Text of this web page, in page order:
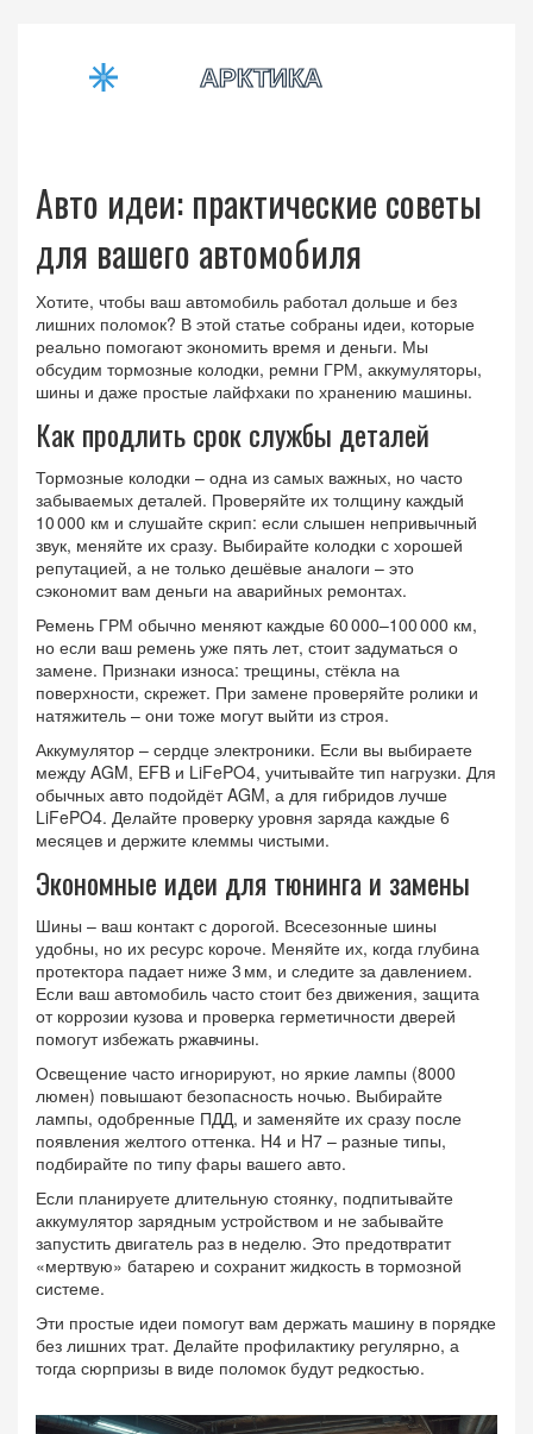
Авто идеи: практические советы
для вашего автомобиля
Хотите, чтобы ваш автомобиль работал дольше и без
лишних поломок? В этой статье собраны идеи, которые
реально помогают экономить время и деньги. Мы
обсудим тормозные колодки, ремни ГРМ, аккумуляторы,
шины и даже простые лайфхаки по хранению машины.
Как продлить срок службы деталей
Тормозные колодки – одна из самых важных, но часто
забываемых деталей. Проверяйте их толщину каждый
10 000 км и слушайте скрип: если слышен непривычный
звук, меняйте их сразу. Выбирайте колодки с хорошей
репутацией, а не только дешёвые аналоги – это
сэкономит вам деньги на аварийных ремонтах.
Ремень ГРМ обычно меняют каждые 60 000–100 000 км,
но если ваш ремень уже пять лет, стоит задуматься о
замене. Признаки износа: трещины, стёкла на
поверхности, скрежет. При замене проверяйте ролики и
натяжитель – они тоже могут выйти из строя.
Аккумулятор – сердце электроники. Если вы выбираете
между AGM, EFB и LiFePO4, учитывайте тип нагрузки. Для
обычных авто подойдёт AGM, а для гибридов лучше
LiFePO4. Делайте проверку уровня заряда каждые 6
месяцев и держите клеммы чистыми.
Экономные идеи для тюнинга и замены
Шины – ваш контакт с дорогой. Всесезонные шины
удобны, но их ресурс короче. Меняйте их, когда глубина
протектора падает ниже 3 мм, и следите за давлением.
Если ваш автомобиль часто стоит без движения, защита
от коррозии кузова и проверка герметичности дверей
помогут избежать ржавчины.
Освещение часто игнорируют, но яркие лампы (8000
люмен) повышают безопасность ночью. Выбирайте
лампы, одобренные ПДД, и заменяйте их сразу после
появления желтого оттенка. H4 и H7 – разные типы,
подбирайте по типу фары вашего авто.
Если планируете длительную стоянку, подпитывайте
аккумулятор зарядным устройством и не забывайте
запустить двигатель раз в неделю. Это предотвратит
«мертвую» батарею и сохранит жидкость в тормозной
системе.
Эти простые идеи помогут вам держать машину в порядке
без лишних трат. Делайте профилактику регулярно, а
тогда сюрпризы в виде поломок будут редкостью.